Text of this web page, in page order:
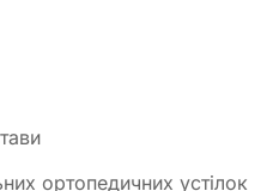
ортопедичних устілок